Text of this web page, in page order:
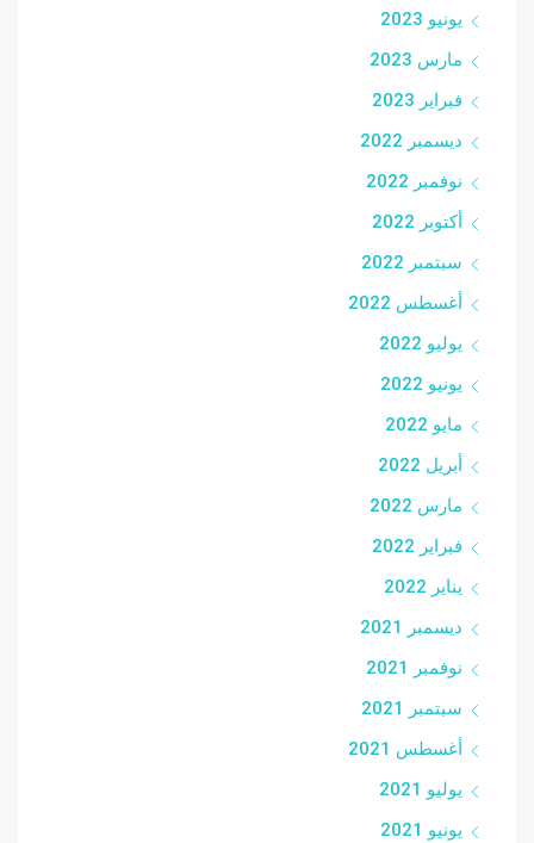
يونيو 2023
مارس 2023
فبراير 2023
ديسمبر 2022
نوفمبر 2022
أكتوبر 2022
سبتمبر 2022
أغسطس 2022
يوليو 2022
يونيو 2022
مايو 2022
أبريل 2022
مارس 2022
فبراير 2022
يناير 2022
ديسمبر 2021
نوفمبر 2021
سبتمبر 2021
أغسطس 2021
يوليو 2021
يونيو 2021